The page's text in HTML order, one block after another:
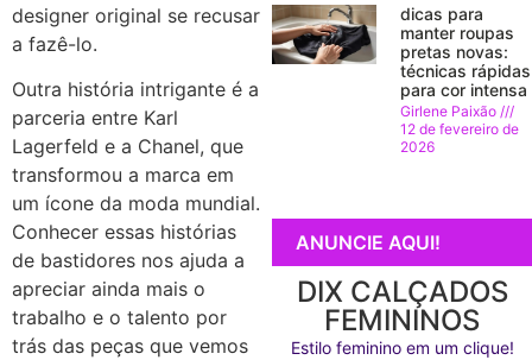
designer original se recusar
a fazê-lo.
Outra história intrigante é a
parceria entre Karl
Lagerfeld e a Chanel, que
transformou a marca em
um ícone da moda mundial.
Conhecer essas histórias
de bastidores nos ajuda a
apreciar ainda mais o
trabalho e o talento por
trás das peças que vemos
dicas para
manter roupas
pretas novas:
técnicas rápidas
para cor intensa
Girlene Paixão
12 de fevereiro de
2026
ANUNCIE AQUI!
DIX CALÇADOS
FEMININOS
Estilo feminino em um clique!